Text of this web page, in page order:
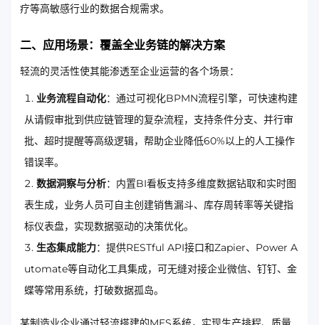
疗等高敏感行业的数据合规需求。
二、应用场景：覆盖全业务链的解决方案
轻流的灵活性使其能渗透至企业运营的各个场景：
业务流程自动化：通过可视化BPMN流程引擎，可快速构建
从请假审批到供应链管理的复杂流程，支持条件分支、并行审
批、超时提醒等高级逻辑，帮助企业降低60%以上的人工操作
错误率。
数据洞察与分析：内置BI看板支持多维度数据钻取和实时图
表生成，业务人员可自主创建销售漏斗、库存周转率等关键指
标仪表盘，实现数据驱动的决策优化。
生态集成能力：提供RESTful API接口和Zapier、Power A
utomate等自动化工具集成，可无缝对接企业微信、钉钉、金
蝶等常用系统，打破数据孤岛。